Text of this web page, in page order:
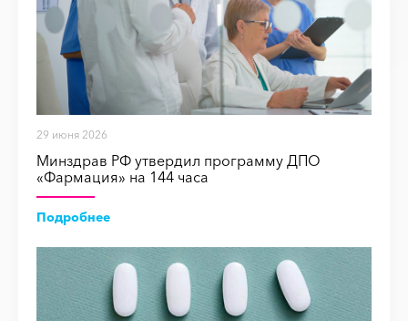
29 июня 2026
Минздрав РФ утвердил программу ДПО
«Фармация» на 144 часа
Подробнее